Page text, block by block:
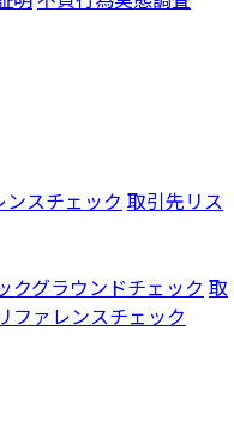
ンスチェック 取引先リス
クグラウンドチェック 取
ファレンスチェック